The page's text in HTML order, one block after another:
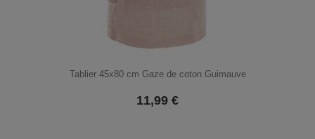
Tablier 45x80 cm Gaze de coton Guimauve
11,99 €